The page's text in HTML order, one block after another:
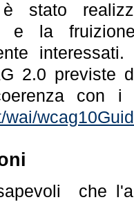
stato
e la
2.0 previste
con i
wai/
che